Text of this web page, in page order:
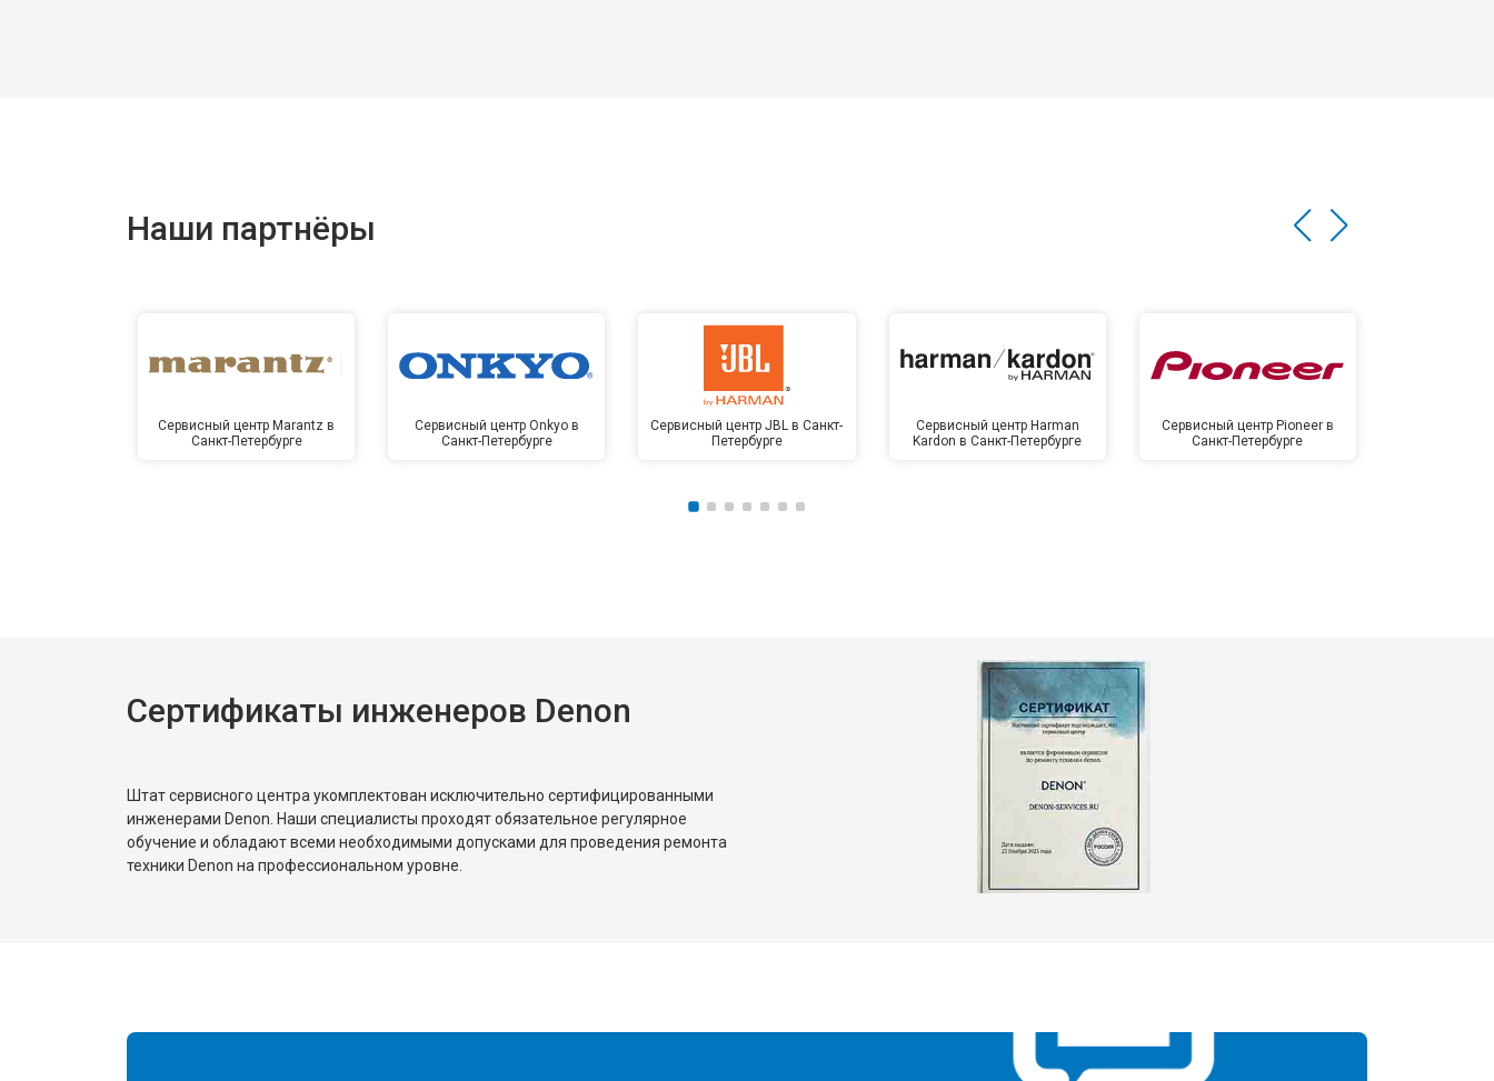
Наши партнёры
Сервисный центр Marantz в
Санкт-Петербурге
Сервисный центр Onkyo в
Санкт-Петербурге
Сервисный центр JBL в Санкт-
Петербурге
Сервисный центр Harman
Kardon в Санкт-Петербурге
Сервисный центр Pioneer в
Санкт-Петербурге
Сертификаты инженеров Denon
Штат сервисного центра укомплектован исключительно сертифицированными
инженерами Denon. Наши специалисты проходят обязательное регулярное
обучение и обладают всеми необходимыми допусками для проведения ремонта
техники Denon на профессиональном уровне.